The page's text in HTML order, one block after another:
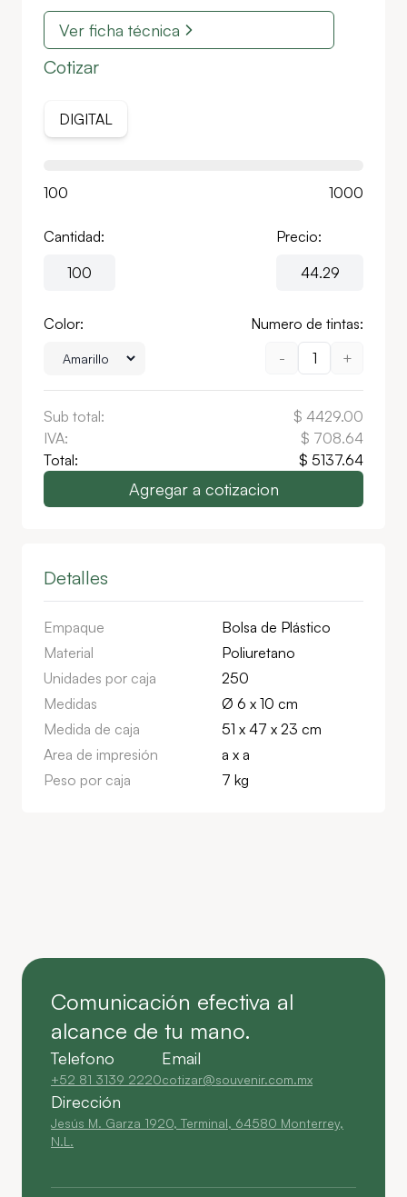
Ver ficha técnica
Cotizar
DIGITAL
100 1000
Cantidad: Precio:
Color:
Numero de tintas:
-
1 +
Sub total: $ 4429.00
IVA:
$ 708.64
Total:
$ 5137.64
Agregar a cotizacion
Detalles
Empaque
Bolsa de Plástico
Material
Poliuretano
Unidades por caja
250
Medidas
Ø 6 x 10 cm
Medida de caja
51 x 47 x 23 cm
Area de impresión
a x a
Peso por caja
7 kg
Comunicación efectiva al
alcance de tu mano.
Telefono
+52 81 3139 2220
Email
cotizar@souvenir.com.mx
Dirección
Jesús M. Garza 1920, Terminal, 64580 Monterrey,
N.L.